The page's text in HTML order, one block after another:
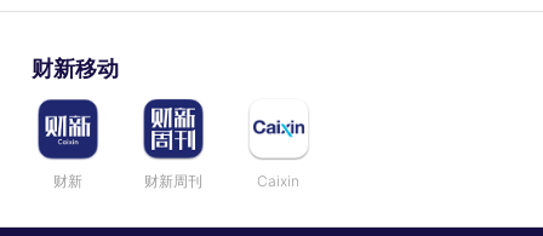
财新移动
财新 财新周刊 Caixin